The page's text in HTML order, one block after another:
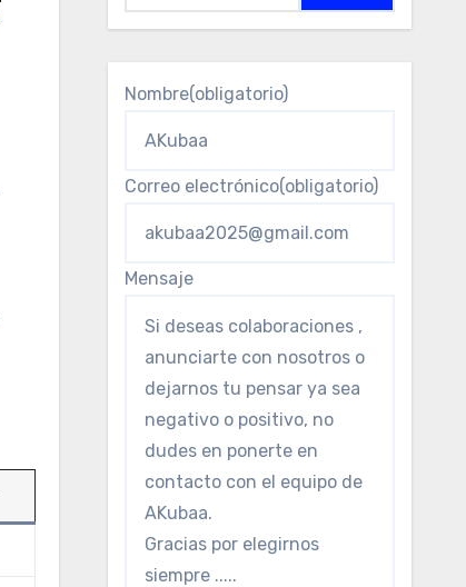
Nombre(obligatorio)
Correo electrónico(obligatorio)
Mensaje